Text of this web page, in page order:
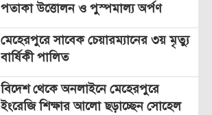
পতাকা উত্তোলন ও পুস্পমাল্য অর্পণ
মেহেরপুরে সাবেক চেয়ারম্যানের ৩য় মৃত্যু
বার্ষিকী পালিত
বিদেশ থেকে অনলাইনে মেহেরপুরে
ইংরেজি শিক্ষার আলো ছড়াচ্ছেন সোহেল